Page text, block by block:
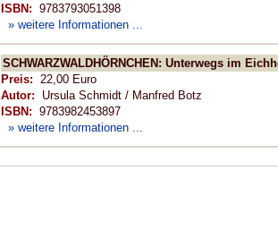
ISBN: 9783793051398
» weitere Informationen ...
SCHWARZWALDHÖRNCHEN: Unterwegs im
Preis: 22,00 Euro
Autor: Ursula Schmidt / Manfred Botz
ISBN: 9783982453897
» weitere Informationen ...